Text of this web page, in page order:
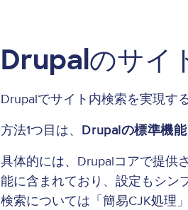
Drupalのサイ
Drupalでサイト内検索を実現す
方法1つ目は、 Drupalの標準機
具体的には、Drupalコアで提供
能に含まれており、設定もシン
検索については「簡易CJK処理